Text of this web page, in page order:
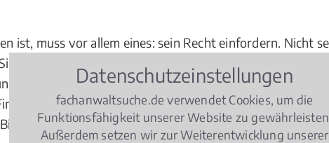
ist, muss vor allem eines: sein Recht einfordern. Nicht
einen Experten ins Boot, der Sie mit dem nötigen
seiner langjährigen, speziellen Erfahrung - gerade
Sie gleich hier einen Experten für Strafrecht in oder
machen. Auch deshalb ist ein Experte vor Ort die
Datenschutzeinstellungen
fachanwaltsuche.de verwendet Cookies, um die
Funktionsfähigkeit unserer Website zu
Außerdem setzen wir zur Weiterentwicklung unserer